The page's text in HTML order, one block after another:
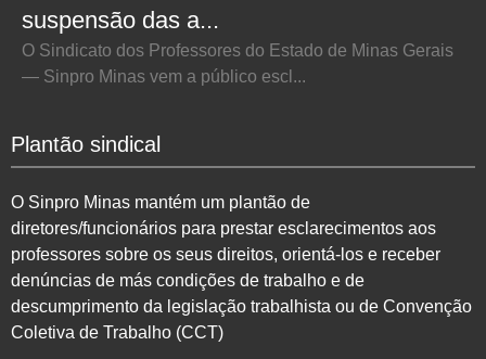
suspensão das a...
O Sindicato dos Professores do Estado de Minas Gerais
— Sinpro Minas vem a público escl...
Plantão sindical
O Sinpro Minas mantém um plantão de
diretores/funcionários para prestar esclarecimentos aos
professores sobre os seus direitos, orientá-los e receber
denúncias de más condições de trabalho e de
descumprimento da legislação trabalhista ou de Convenção
Coletiva de Trabalho (CCT)